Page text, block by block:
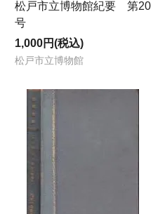
松戸市立博物館紀要 第20
号
1,000円(税込)
松戸市立博物館